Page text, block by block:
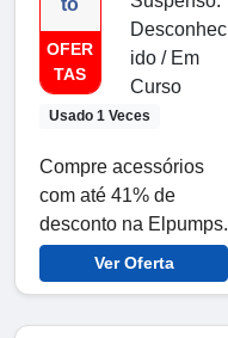
to
OFER
TAS
Usado 1 Veces
Desconhec
ido / Em
Curso
Compre acessórios
com até 41% de
desconto na Elpumps.
Ver Oferta